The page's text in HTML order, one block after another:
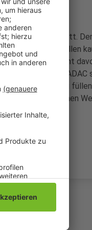
dem Tankrabatt.
Tankstellen
gehen sie nicht
Denn laut ADAC
Sprit zu
Spritpreisen einen